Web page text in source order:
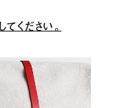
ください。